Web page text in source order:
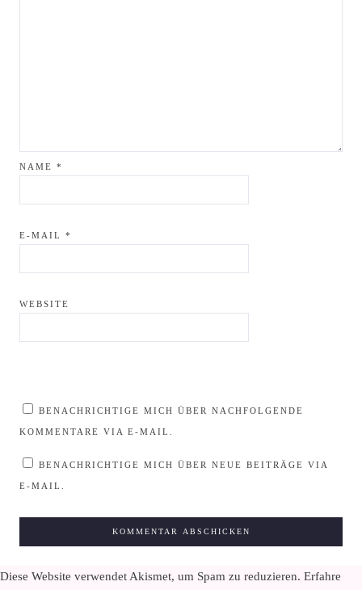
NAME *
E-MAIL *
WEBSITE
BENACHRICHTIGE MICH ÜBER NACHFOLGENDE
KOMMENTARE VIA E-MAIL.
BENACHRICHTIGE MICH ÜBER NEUE BEITRÄGE VIA
E-MAIL.
Diese Website verwendet Akismet, um Spam zu reduzieren. Erfahre